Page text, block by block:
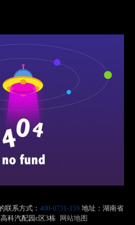
联系方式： 400-0731-159地址： 湖南省
科汽配园c区3栋
网站地图